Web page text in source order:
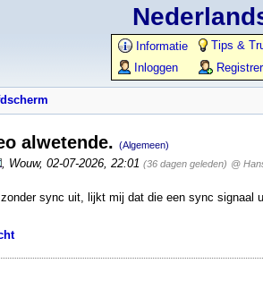
Informatie
Tips &
Inloggen
alwetende. (Algemeen)
Wouw, 02-07-2026, 22:01 (36 dagen geleden) @
sync uit, lijkt mij dat die een sync signaal